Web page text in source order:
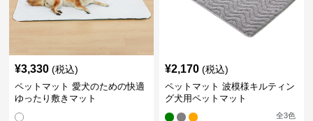
¥3,330 (税込)
ペットマット 愛犬のための快適
ゆったり敷きマット
¥2,170 (税込)
ペットマット 波模様キルティン
グ犬用ペットマット
全3色